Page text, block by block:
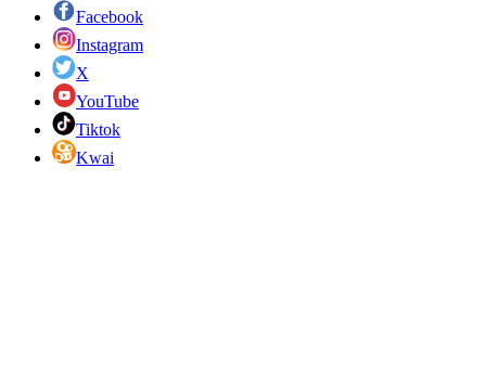
Facebook
Instagram
X
YouTube
Tiktok
Kwai